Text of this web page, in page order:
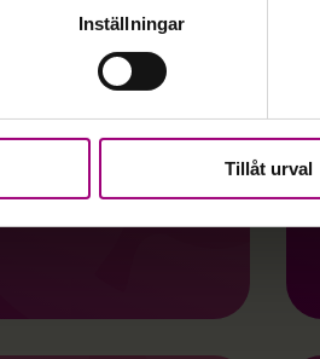
Inställningar
Tillåt urval